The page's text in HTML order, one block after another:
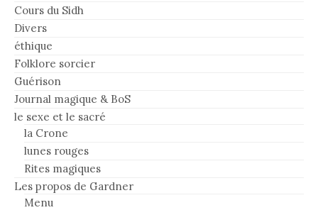
Cours du Sidh
Divers
éthique
Folklore sorcier
Guérison
Journal magique & BoS
le sexe et le sacré
la Crone
lunes rouges
Rites magiques
Les propos de Gardner
Menu